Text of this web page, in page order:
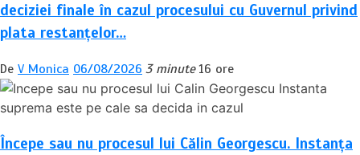
deciziei finale în cazul procesului cu Guvernul privind
plata restanțelor…
De V Monica 06/08/2026 3 minute 16 ore
Începe sau nu procesul lui Călin Georgescu. Instanța